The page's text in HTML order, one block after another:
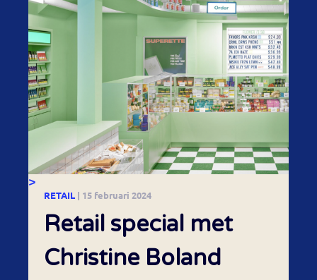
>
RETAIL | 15 februari 2024
Retail special met
Christine Boland